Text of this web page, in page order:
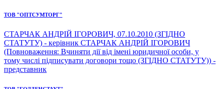
ТОВ "ОПТСУМТОРГ"
СТАРЧАК АНДРІЙ ІГОРОВИЧ, 07.10.2010 (ЗГІДНО
СТАТУТУ) - керівник СТАРЧАК АНДРІЙ ІГОРОВИЧ
(Повноваження: Вчиняти дії від імені юридичної особи, у
тому числі підписувати договори тощо (ЗГІДНО СТАТУТУ)) -
представник